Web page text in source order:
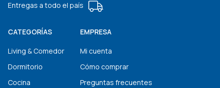
Entregas a todo el país
CATEGORÍAS
Living & Comedor
Dormitorio
Cocina
EMPRESA
Mi cuenta
Cómo comprar
Preguntas frecuentes